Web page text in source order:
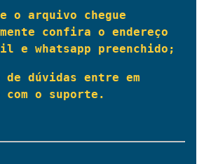
o arquivo chegue
confira o endereço
e whatsapp preenchido;
de dúvidas entre em
com o suporte.